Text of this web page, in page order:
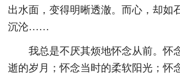
出水面，变得明晰透澈。而心，却如
沉沦……
我总是不厌其烦地怀念从前。怀
逝的岁月；怀念当时的柔软阳光；怀